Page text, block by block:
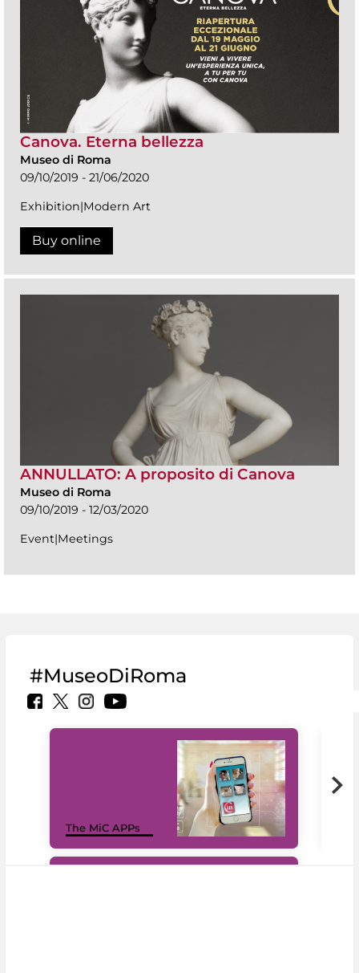
Canova. Eterna bellezza
Museo di Roma
09/10/2019 - 21/06/2020
Exhibition|Modern Art
Buy online
ANNULLATO: A proposito di Canova
Museo di Roma
09/10/2019 - 12/03/2020
Event|Meetings
#MuseoDiRoma
The MiC APPs